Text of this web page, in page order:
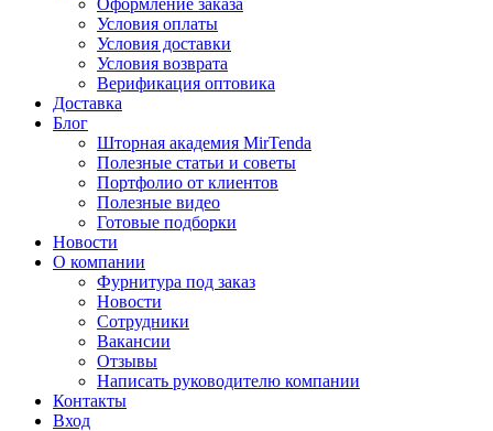
Оформление заказа
Условия оплаты
Условия доставки
Условия возврата
Верификация оптовика
Доставка
Блог
Шторная академия MirTenda
Полезные статьи и советы
Портфолио от клиентов
Полезные видео
Готовые подборки
Новости
О компании
Фурнитура под заказ
Новости
Сотрудники
Вакансии
Отзывы
Написать руководителю компании
Контакты
Вход